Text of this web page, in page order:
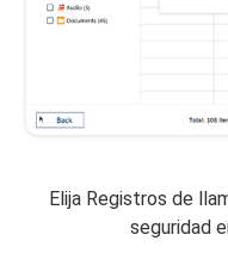
Elija Registros de
seguridad